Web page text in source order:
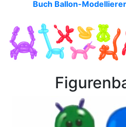
Buch Ballon-